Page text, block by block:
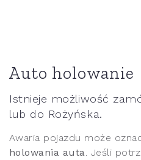
Auto holowanie
Istnieje możliwość
lub do Rożyńska.
Awaria pojazdu może
holowania auta . Jeśli